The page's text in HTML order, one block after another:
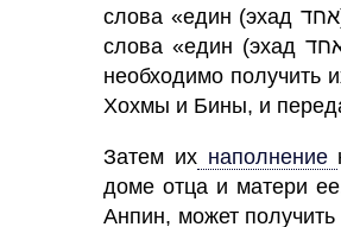
слова «един (эхад אחד)», и кроме того, нельзя укорачивать произношение буквы «хэт ח»
слова «един (эхад אחד)», указывающую на восемь сфирот от Хохмы до Есода, однако
необходимо
Хохмы и Бины, и
Затем ихнаполнение
доме отца и матери
Анпин, может